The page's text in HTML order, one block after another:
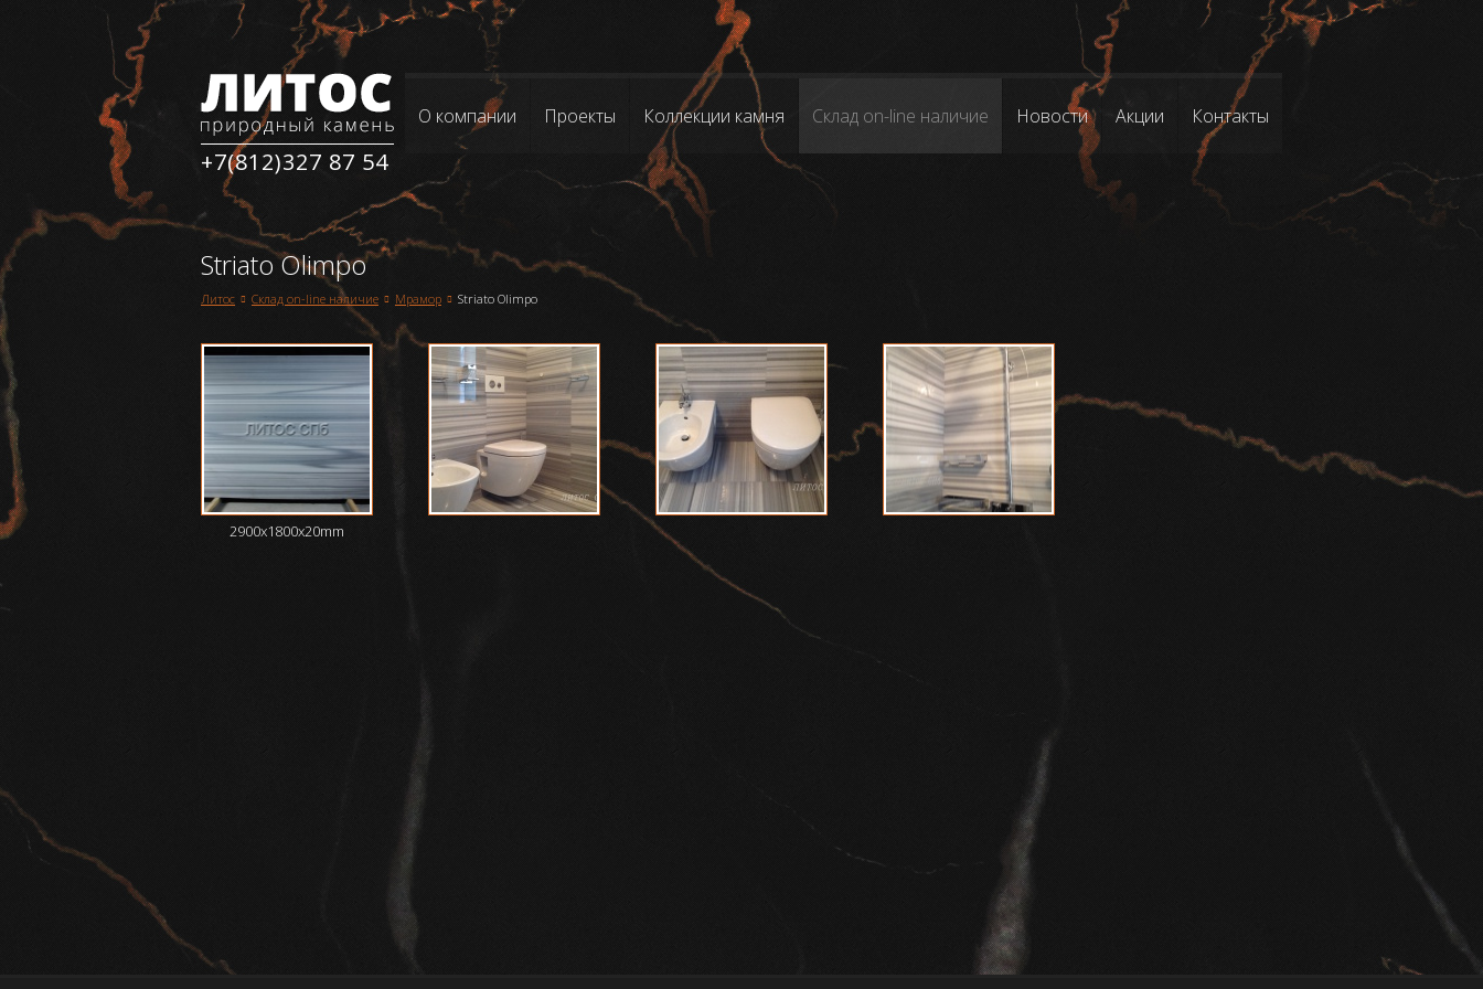
+7(812)327 87 54
О компании Проекты Коллекции камня Склад on-line наличие Новости Акции Контакты
Striato Olimpo
Литос Склад on-line наличие Мрамор Striato Olimpo
2900x1800x20mm